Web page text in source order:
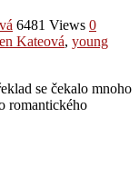
6481 Views 0
Kateová, young
se čekalo mnoho
romantického